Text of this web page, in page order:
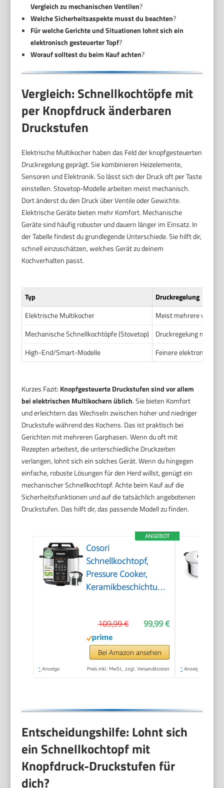
Vergleich zu mechanischen Ventilen?
Welche Sicherheitsaspekte musst du beachten?
Für welche Gerichte und Situationen lohnt sich ein
elektronisch gesteuerter Topf?
Worauf solltest du beim Kauf achten?
Vergleich: Schnellkochtöpfe mit
per Knopfdruck änderbaren
Druckstufen
Elektrische Multikocher haben das Feld der knopfgesteuerten
Druckregelung geprägt. Sie kombinieren Heizelemente,
Sensoren und Elektronik. So lässt sich der Druck oft per Taste
einstellen. Stovetop-Modelle arbeiten meist mechanisch.
Dort änderst du den Druck über Ventile oder Gewichte.
Elektrische Geräte bieten mehr Komfort. Mechanische
Geräte sind häufig robuster und dauern länger im Einsatz. In
der Tabelle findest du grundlegende Unterschiede. Sie hilft dir,
schnell einzuschätzen, welches Gerät zu deinem
Kochverhalten passt.
Typ
Druckregelung
Elektrische Multikocher
Meist mehrere
Mechanische Schnellkochtöpfe (Stovetop)
Druckregelung meist
High-End/Smart-Modelle
Feinere elektronische
Kurzes Fazit: Knopfgesteuerte Druckstufen sind vor allem
bei elektrischen Multikochern üblich. Sie bieten Komfort
und erleichtern das Wechseln zwischen hoher und niedriger
Druckstufe während des Kochens. Das ist praktisch bei
Gerichten mit mehreren Garphasen. Wenn du oft mit
Rezepten arbeitest, die unterschiedliche Druckzeiten
verlangen, lohnt sich ein solches Gerät. Wenn du hingegen
einfache, robuste Lösungen für den Herd willst, genügt ein
mechanischer Schnellkochtopf. Achte beim Kauf auf die
Sicherheitsfunktionen und auf die tatsächlich angebotenen
Druckstufen. Das hilft dir, das passende Modell zu finden.
ANGEBOT
Cosori
Schnellkochtopf,
Pressure Cooker,
Keramikbeschichtung,
99,99 €
109,99 €
Bei Amazon ansehen
* Anzeige Preis inkl. MwSt., zzgl. Versandkosten * Anzeige
Entscheidungshilfe: Lohnt sich
ein Schnellkochtopf mit
Knopfdruck-Druckstufen für
dich?